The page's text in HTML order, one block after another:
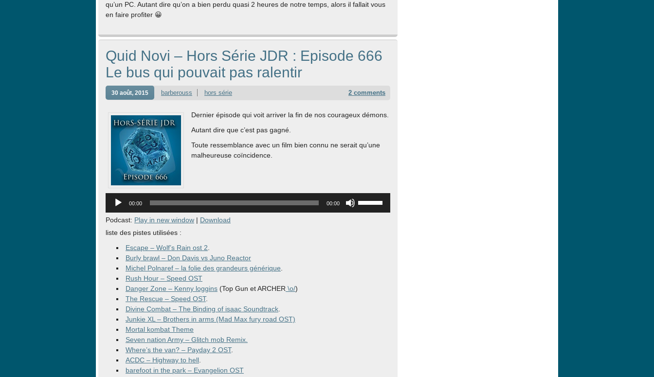
le
volume.
qu’un PC. Autant dire qu’on a bien perdu quasi 2 heures de notre temps, alors il fallait vous
en faire profiter 😀
Quid Novi – Hors Série JDR : Episode 666
Le bus qui pouvait pas ralentir
30 août, 2015 barberouss hors série 2 comments
Dernier épisode qui voit arriver la fin de nos courageux démons.
Autant dire que c’est pas gagné.
Toute ressemblance avec un film bien connu ne serait qu’une
malheureuse coïncidence.
00:00 00:00
Podcast: Play in new window | Download
liste des pistes utilisées :
Escape – Wolf’s Rain ost 2
Burly brawl – Don Davis vs Juno Reactor
Michel Polnaref – la folie des grandeurs générique
Rush Hour – Speed OST
Danger Zone – Kenny loggins(Top Gun et ARCHER \o/)
The Rescue – Speed OST.
Divine Combat – The Binding of isaac Soundtrack.
Junkie XL – Brothers in arms (Mad Max fury road OST)
Mortal kombat Theme
Seven nation Army – Glitch mob Remix.
Where’s the van? – Payday 2 OST.
ACDC – Highway to hell.
barefoot in the park – Evangelion OST